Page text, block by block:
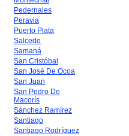
Pedernales
Peravia
Puerto Plata
Salcedo
Samaná
San Cristóbal
San José De Ocoa
San Juan
San Pedro De
Macorís
Sánchez Ramírez
Santiago
Santiago Rodríguez